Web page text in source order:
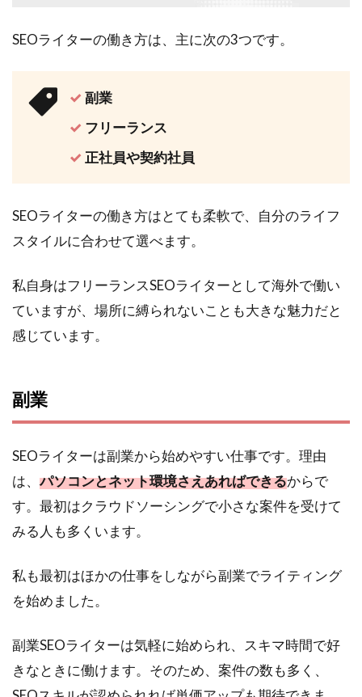
SEOライターの働き方は、主に次の3つです。
副業
フリーランス
正社員や契約社員
SEOライターの働き方はとても柔軟で、自分のライフ
スタイルに合わせて選べます。
私自身はフリーランスSEOライターとして海外で働い
ていますが、場所に縛られないことも大きな魅力だと
感じています。
副業
SEOライターは副業から始めやすい仕事です。理由
は、パソコンとネット環境さえあればできるからで
す。最初はクラウドソーシングで小さな案件を受けて
みる人も多くいます。
私も最初はほかの仕事をしながら副業でライティング
を始めました。
副業SEOライターは気軽に始められ、スキマ時間で好
きなときに働けます。そのため、案件の数も多く、